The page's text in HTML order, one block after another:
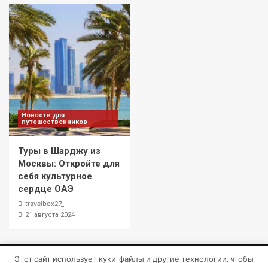
Новости для
путешественников
Туры в Шарджу из
Москвы: Откройте для
себя культурное
сердце ОАЭ
travelbox27_
21 августа 2024
Этот сайт использует куки-файлы и другие технологии, чтобы